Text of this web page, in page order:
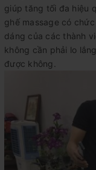
giúp tăng tối đa hiệu
ghế massage có
dáng của các thành
không cần phải lo
được không.